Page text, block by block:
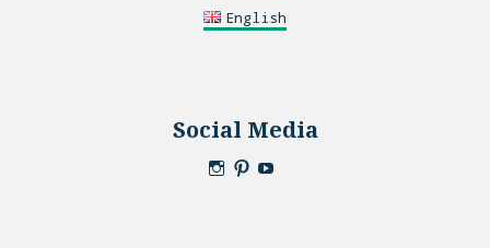
English
Social Media